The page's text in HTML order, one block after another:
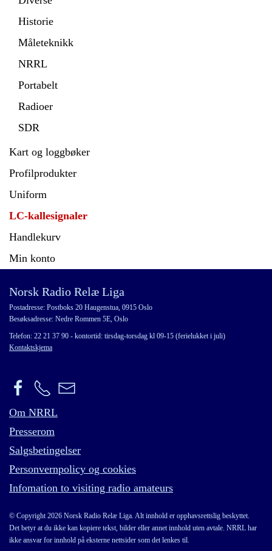
Historie
Måleteknikk
NRRL
Portabelt
Radioer
SDR
Kart og loggbøker
Profilprodukter
Uniform
LC-kallesignaler
Handlekurv
Min konto
Norsk Radio Relæ Liga
Postadresse: Postboks 20 Haugenstua, 0915 Oslo
Besøksadresse: Nedre Rommen 5E, Oslo
Telefon: 22 21 37 90 - kontortid: tirsdag-torsdag kl 09-15 (ferielukket i juli)
Kontaktskjema
Om NRRL
Presserom
Salgsbetingelser
Personvernpolicy og cookies
Infomation to visiting radio amateurs
© Copyright 2026 Norsk Radio Relæ Liga. Alt innhold er opphavsrettslig beskyttet.
Det betyr at du ikke kan kopiere tekst, bilder eller annet innhold uten avtale. NRRL har
ikke ansvar for innhold på eksterne nettsider som det lenkes til.